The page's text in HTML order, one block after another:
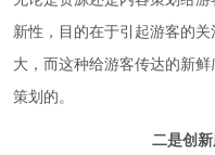
新性，目的在于引起游客的
大，而这种给游客传达的新鲜
策划的。
二是创